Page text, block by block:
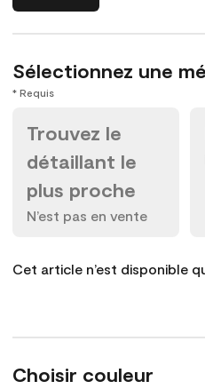
Sélectionnez une
* Requis
Trouvez le
détaillant le
plus proche
N’est pas en vente
Cet article n’est disponible
Choisir couleur